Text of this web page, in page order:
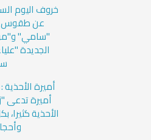
خروف اليوم
عن طقوس
"سامي"
الجديدة
أميرة
أميرة تدعى
الأحذية كثيرا،